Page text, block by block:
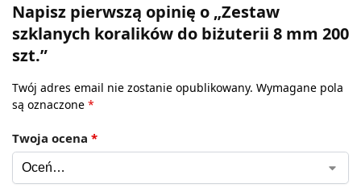
Napisz pierwszą opinię o „Zestaw
szklanych koralików do biżuterii 8 mm 200
szt.”
Twój adres email nie zostanie opublikowany. Wymagane pola
są oznaczone *
Twoja ocena *